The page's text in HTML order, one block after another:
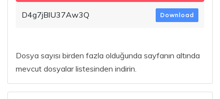
D4g7jBlU37Aw3Q Download
Dosya sayısı birden fazla olduğunda sayfanın altında
mevcut dosyalar listesinden indirin.